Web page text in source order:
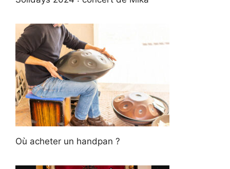
Où acheter un handpan ?